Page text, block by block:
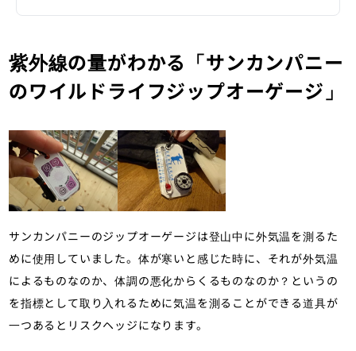
紫外線の量がわかる「サンカンパニー
のワイルドライフジップオーゲージ」
サンカンパニーのジップオーゲージは登山中に外気温を測るた
めに使用していました。体が寒いと感じた時に、それが外気温
によるものなのか、体調の悪化からくるものなのか？というの
を指標として取り入れるために気温を測ることができる道具が
一つあるとリスクヘッジになります。